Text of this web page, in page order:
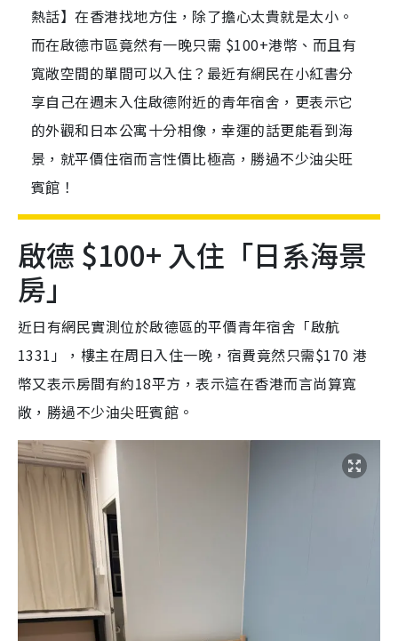
熱話】在香港找地方住，除了擔心太貴就是太小。
而在啟德市區竟然有一晚只需 $100+港幣、而且有
寬敞空間的單間可以入住？最近有網民在小紅書分
享自己在週末入住啟德附近的青年宿舍，更表示它
的外觀和日本公寓十分相像，幸運的話更能看到海
景，就平價住宿而言性價比極高，勝過不少油尖旺
賓館！
啟德 $100+ 入住「日系海景
房」
近日有網民實測位於啟德區的平價青年宿舍「啟航
1331」，樓主在周日入住一晚，宿費竟然只需$170 港
幣又表示房間有約18平方，表示這在香港而言尚算寬
敞，勝過不少油尖旺賓館。